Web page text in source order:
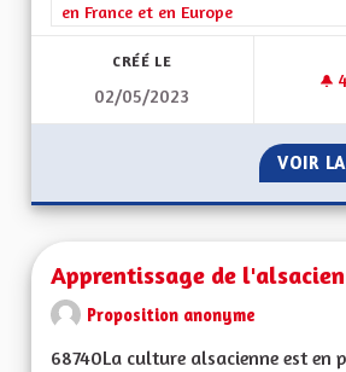
en France et en Europe
CRÉÉ LE
02/05/2023
VOIR
Apprentissage de l'alsacien
Proposition anonyme
68740La culture alsacienne est en